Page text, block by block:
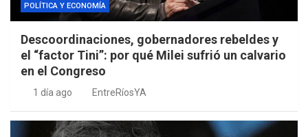
POLÍTICA Y ECONOMÍA
Descoordinaciones, gobernadores rebeldes y
el “factor Tini”: por qué Milei sufrió un calvario
en el Congreso
1 día ago EntreRíosYA